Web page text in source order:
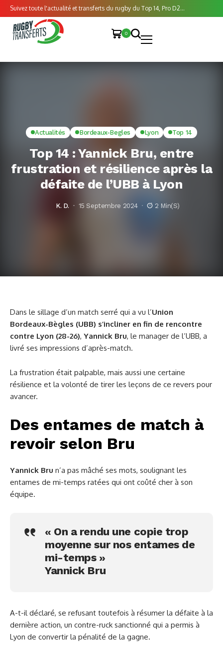
Suivez toute l'actualité et transferts du rugby du Top 14, Pro D2...
0
Actualités Bordeaux-Begles Lyon Top 14
Top 14 : Yannick Bru, entre
frustration et résilience après la
défaite de l’UBB à Lyon
K. D. 15 Septembre 2024 2 Min(s)
Dans le sillage d’un match serré qui a vu l’Union
Bordeaux-Bègles (UBB) s’incliner en fin de rencontre
contre Lyon (28-26), Yannick Bru, le manager de l’UBB, a
livré ses impressions d’après-match.
La frustration était palpable, mais aussi une certaine
résilience et la volonté de tirer les leçons de ce revers pour
avancer.
Des entames de match à
revoir selon Bru
Yannick Bru n’a pas mâché ses mots, soulignant les
entames de mi-temps ratées qui ont coûté cher à son
équipe.
« On a rendu une copie trop
moyenne sur nos entames de
mi-temps »
Yannick Bru
A-t-il déclaré, se refusant toutefois à résumer la défaite à la
dernière action, un contre-ruck sanctionné qui a permis à
Lyon de convertir la pénalité de la gagne.